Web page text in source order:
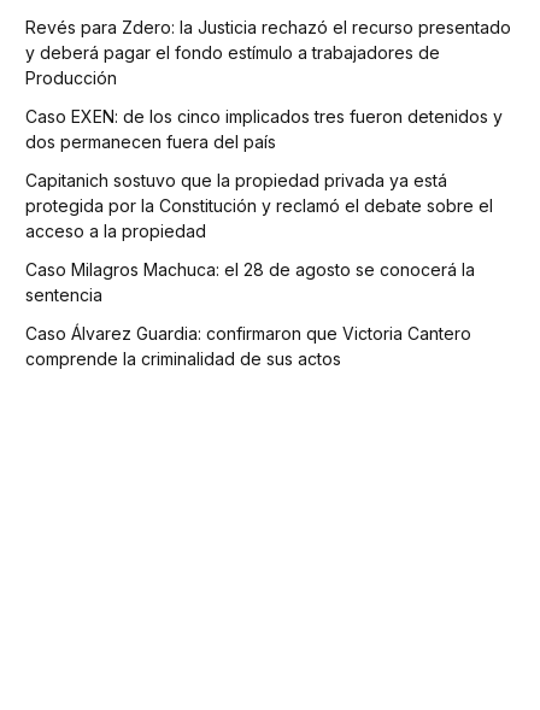
Revés para Zdero: la Justicia rechazó el recurso presentado
y deberá pagar el fondo estímulo a trabajadores de
Producción
Caso EXEN: de los cinco implicados tres fueron detenidos y
dos permanecen fuera del país
Capitanich sostuvo que la propiedad privada ya está
protegida por la Constitución y reclamó el debate sobre el
acceso a la propiedad
Caso Milagros Machuca: el 28 de agosto se conocerá la
sentencia
Caso Álvarez Guardia: confirmaron que Victoria Cantero
comprende la criminalidad de sus actos